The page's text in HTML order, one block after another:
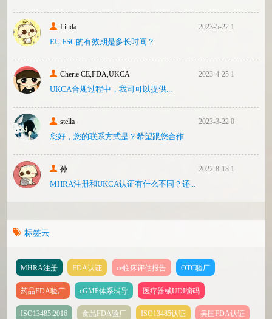
Linda 2023-5-22 10:43
EU FSC的有效期是多长时间？
Cherie CE,FDA,UKCA 2023-4-25 16:24
UKCA合‮过规‬程中，我司可‮提以‬供...
stella 2023-3-22 08:31
您好，您的联系方式是？希望跟您合作
孙 2022-8-18 17:47
MHRA注册和UKCA认证有什么不同？还...
标签云
MHRA注册 FDA认证 ce临床评估报告 OTC验厂
药品FDA验厂 cGMP体系辅导 医疗器械UDI编码
ISO13485:2016 食品FDA验厂 ISO13485认证 美国FDA认证